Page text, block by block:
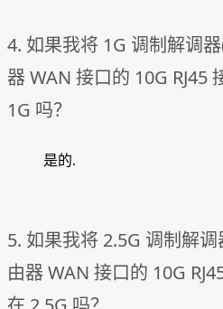
4. 如果我将 1G 调制解调
器 WAN 接口的 10G RJ45
1G 吗？
是的.
5. 如果我将 2.5G 调制解
由器 WAN 接口的 10G